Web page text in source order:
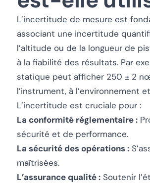
L’incertitude de mesure est
associant une incertitude
l’altitude ou de la longueur de
à la fiabilité des résultats. Par
statique peut afficher 250 ± 2
l’instrument, à l’environnement
L’incertitude est cruciale pour :
La conformité réglementaire :
sécurité et de performance.
La sécurité des opérations :
maîtrisées.
L’assurance qualité : Soutenir